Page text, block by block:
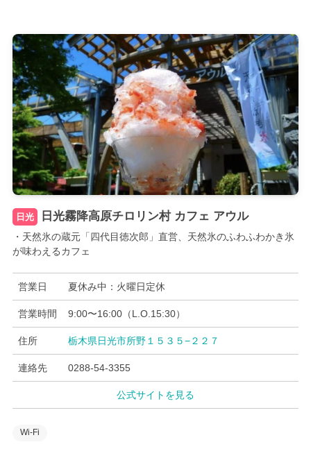
日光 日光霧降高原チロリン村 カフェ アウル
・天然氷の蔵元「四代目徳次郎」直営、天然氷のふわふわかき氷
が味わえるカフェ
営業日 夏休み中：火曜日定休
営業時間 9:00〜16:00（L.O.15:30）
住所 栃木県日光市所野１５３５−２２７
連絡先 0288-54-3355
公式サイトを見る
Wi-Fi